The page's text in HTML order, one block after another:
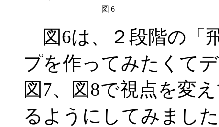
図 6
図6は、２段階の「
プを作ってみたくて
図7、図8で視点を変
るようにしてみまし